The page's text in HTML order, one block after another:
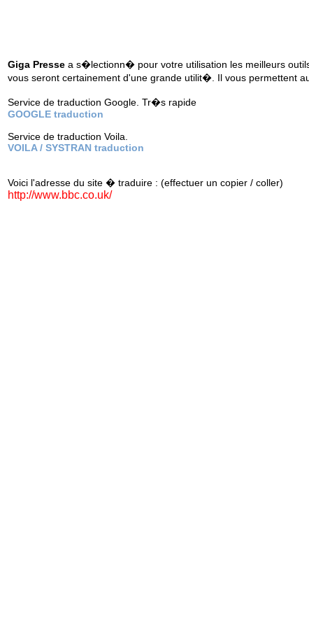
Giga Presse a s�lectionn� pour votre utilisation les meilleurs
vous seront certainement d'une grande utilit�. Il vous permettent
Service de traduction Google. Tr�s rapide
GOOGLE traduction
Service de traduction Voila.
VOILA / SYSTRAN traduction
Voici l'adresse du site � traduire : (effectuer un copier / coller)
http://www.bbc.co.uk/